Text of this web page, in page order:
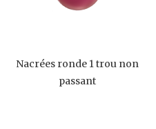
Nacrées ronde 1 trou non
passant